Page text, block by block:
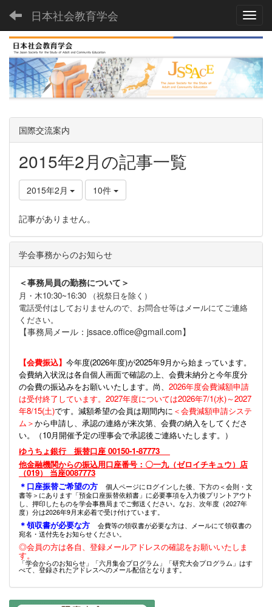
日本社会教育学会
国際交流案内
2015年2月の記事一覧
2015年2月 10件
記事がありません。
学会事務からのお知らせ
＜事務局員の勤務について＞
月・木10:30~16:30 （祝祭日を除く）
電話受付はしておりませんので、お問合せ等はメールにてご連絡
ください。
【事務局メール：jssace.office@gmail.com】
【会費振込】 今年度(2026年度)が2025年9月から始まっています。
会費納入状況は各自個人画面で確認の上、会費未納分と今年度分
の会費の振込みをお願いいたします。尚、 2026年度会費減額申請
は受付終了しています。2027年度については2026年7/1(水)～2027
年8/15(土)です。減額希望の会員は期間内に ＜会費減額申請システ
ム＞から申請し、承認の連絡が来次第、会費の納入をしてくださ
い。（10月開催予定の理事会で承認後ご連絡いたします。）
ゆうちょ銀行 振替口座 00150-1-87773
他金融機関からの振込用口座番号：〇一九（ゼロイチキュウ）店
（019） 当座0087773
＊口座振替ご希望の方
個人ページにログインした後、下方の＜会則・文
書等＞にあります「預金口座振替依頼書」に必要事項を入力後プリントアウト
し、押印したものを学会事務局までご郵送ください。なお、次年度（2027年
度）分は2026年9月末必着で受け付けています。
＊領収書が必要な方
会費等の領収書が必要な方は、メールにて領収書の
宛名・送付先をお知らせください。
◎会員の方は各自、登録メールアドレスの確認をお願いいたしま
す。
「学会からのお知らせ」「六月集会プログラム」「研究大会プログラム」はす
べて、登録されたアドレスへのメール配信となります。